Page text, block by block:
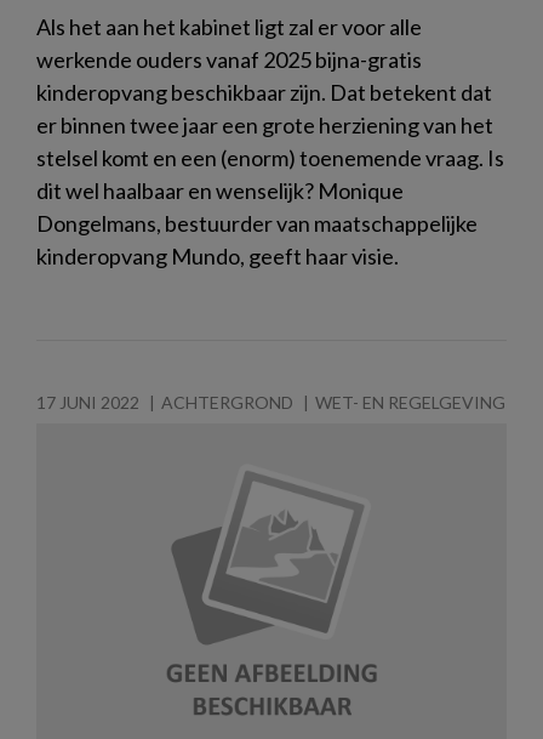
Als het aan het kabinet ligt zal er voor alle
werkende ouders vanaf 2025 bijna-gratis
kinderopvang beschikbaar zijn. Dat betekent dat
er binnen twee jaar een grote herziening van het
stelsel komt en een (enorm) toenemende vraag. Is
dit wel haalbaar en wenselijk? Monique
Dongelmans, bestuurder van maatschappelijke
kinderopvang Mundo, geeft haar visie.
17 JUNI 2022 ACHTERGROND WET- EN REGELGEVING